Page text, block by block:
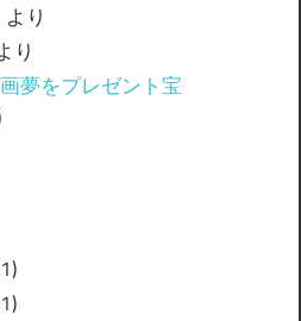
より
り
夢をプレゼント宝